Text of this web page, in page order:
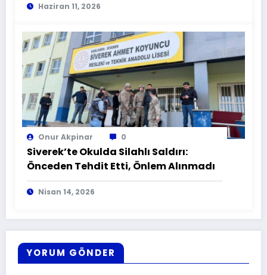
Haziran 11, 2026
Onur Akpinar 0
Siverek’te Okulda Silahlı Saldırı:
Önceden Tehdit Etti, Önlem Alınmadı
Nisan 14, 2026
YORUM GÖNDER